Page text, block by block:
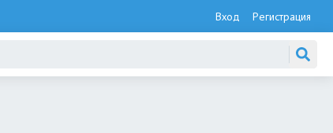
Вход Регистрация